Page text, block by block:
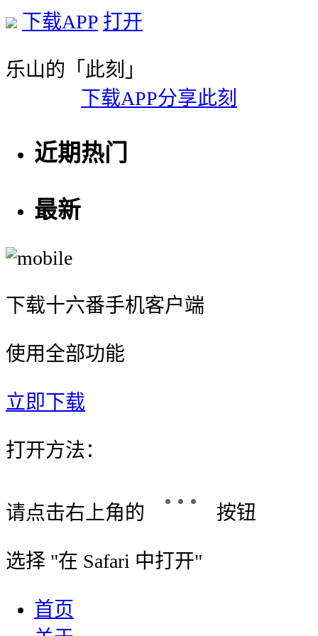
下载APP 打开
乐山的「此刻」
下载APP分享此刻
近期热门
最新
下载十六番手机客户端
使用全部功能
立即下载
打开方法：
请点击右上角的 按钮
选择 "在 Safari 中打开"
首页